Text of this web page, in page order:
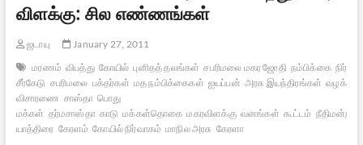
விளக்கு: சில எண்ணங்கள்
ஜடாயு
January 27, 2011
மரணம் விபத்து கோயில் புனிதத் தலங்கள் சபரிமலை மகர ஜோதி நம்பிக்கை
சீர்கேடு சபரிமலை பக்தர்கள் மத நம்பிக்கைகள் ஐயப்பன் அரசு இயந்திரங்கள் வழக்கு
விசாரணை சாஸ்தா பொது
மக்கள் தர்மசாஸ்தா காடு மக்கள்தொகை மகரவிளக்கு வனங்கள் கூட்டம் நீதிமன்றம்
யாத்திரை கேரளம் கோயில் நிர்வாகம் மாநில அரசு கேரளா